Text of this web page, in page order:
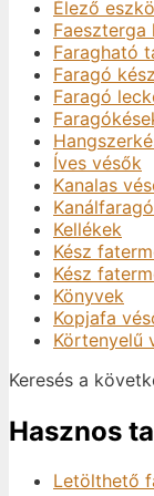
Élező
Faeszterga
Faragható
Faragó
Faragó
Íves vésők
Kanalas
Kellékek
Kész
Kész
Könyvek
Kopjafa
Körtenyelű
Keresés a
Hasznos
Letölthető